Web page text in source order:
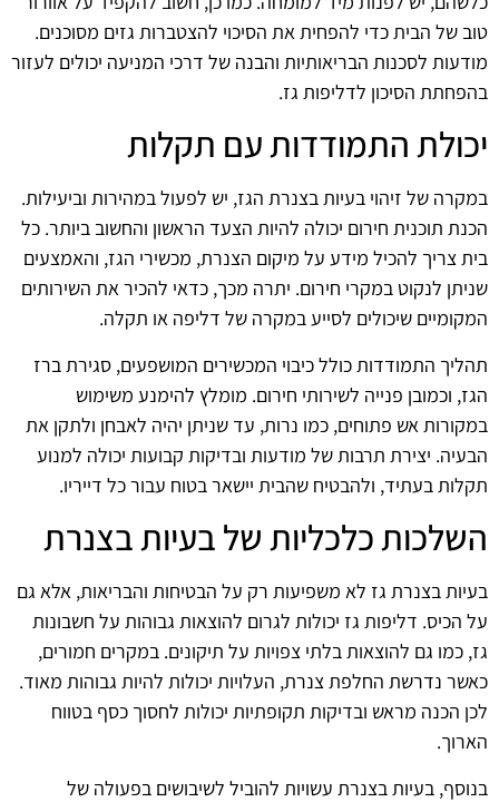
טוב של הבית כדי להפחית את הסיכוי להצטברות גזים מסוכנים.
מודעות לסכנות הבריאותיות והבנה של דרכי המניעה יכולים לעזור
בהפחתת הסיכון לדליפות גז.
יכולת התמודדות עם תקלות
במקרה של זיהוי בעיות בצנרת הגז, יש לפעול במהירות וביעילות.
הכנת תוכנית חירום יכולה להיות הצעד הראשון והחשוב ביותר. כל
בית צריך להכיל מידע על מיקום הצנרת, מכשירי הגז, והאמצעים
שניתן לנקוט במקרי חירום. יתרה מכך, כדאי להכיר את השירותים
המקומיים שיכולים לסייע במקרה של דליפה או תקלה.
תהליך התמודדות כולל כיבוי המכשירים המושפעים, סגירת ברז
הגז, וכמובן פנייה לשירותי חירום. מומלץ להימנע משימוש
במקורות אש פתוחים, כמו נרות, עד שניתן יהיה לאבחן ולתקן את
הבעיה. יצירת תרבות של מודעות ובדיקות קבועות יכולה למנוע
תקלות בעתיד, ולהבטיח שהבית יישאר בטוח עבור כל דייריו.
השלכות כלכליות של בעיות בצנרת
בעיות בצנרת גז לא משפיעות רק על הבטיחות והבריאות, אלא גם
על הכיס. דליפות גז יכולות לגרום להוצאות גבוהות על חשבונות
גז, כמו גם להוצאות בלתי צפויות על תיקונים. במקרים חמורים,
כאשר נדרשת החלפת צנרת, העלויות יכולות להיות גבוהות מאוד.
לכן הכנה מראש ובדיקות תקופתיות יכולות לחסוך כסף בטווח
הארוך.
בנוסף, בעיות בצנרת עשויות להוביל לשיבושים בפעולה של